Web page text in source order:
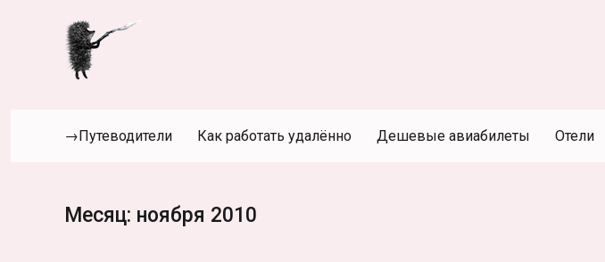
→Путеводители Как работать удалённо Дешевые авиабилеты Отели
Месяц: ноября 2010